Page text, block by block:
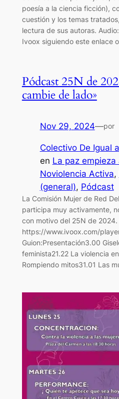
poesía a la ciencia ficción),
cuestión y los temas
lectura de sus autoras.
Ivoox siguiendo este enlace
Pódcast 25N de
cambie de lado»
Nov 29, 2024—por
Colectivo De Igual
en La paz empieza
Noviolencia Activa,
(general), Pódcast
La Comisión Mujer de Red
participa muy activamente,
con motivo del 25N de
https://www.ivoox.com/
Guion:Presentación3.00
feminista21.22 La violencia
Rompiendo mitos31.01 Las